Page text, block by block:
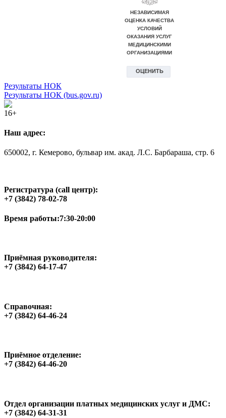
Результаты НОК
Результаты НОК (bus.gov.ru)
16+
Наш адрес:
650002, г. Кемерово, бульвар им. акад. Л.С. Барбараша, стр. 6
Регистратура (call центр):
+7 (3842) 78-02-78
Время работы:7:30-20:00
Приёмная руководителя:
+7 (3842) 64-17-47
Справочная:
+7 (3842) 64-46-24
Приёмное отделение:
+7 (3842) 64-46-20
Отдел организации платных медицинских услуг и ДМС:
+7 (3842) 64-31-31